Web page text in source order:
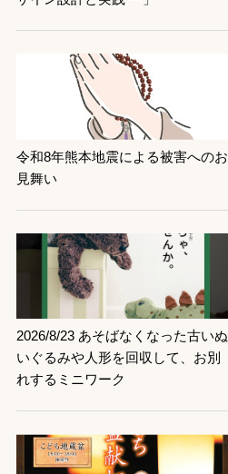
令和8年熊本地震による被害へのお
見舞い
記事を読む
2026/8/23 あそばなくなった古いぬ
いぐるみや人形を回収して、お別
れするミニワーク
記事を読む